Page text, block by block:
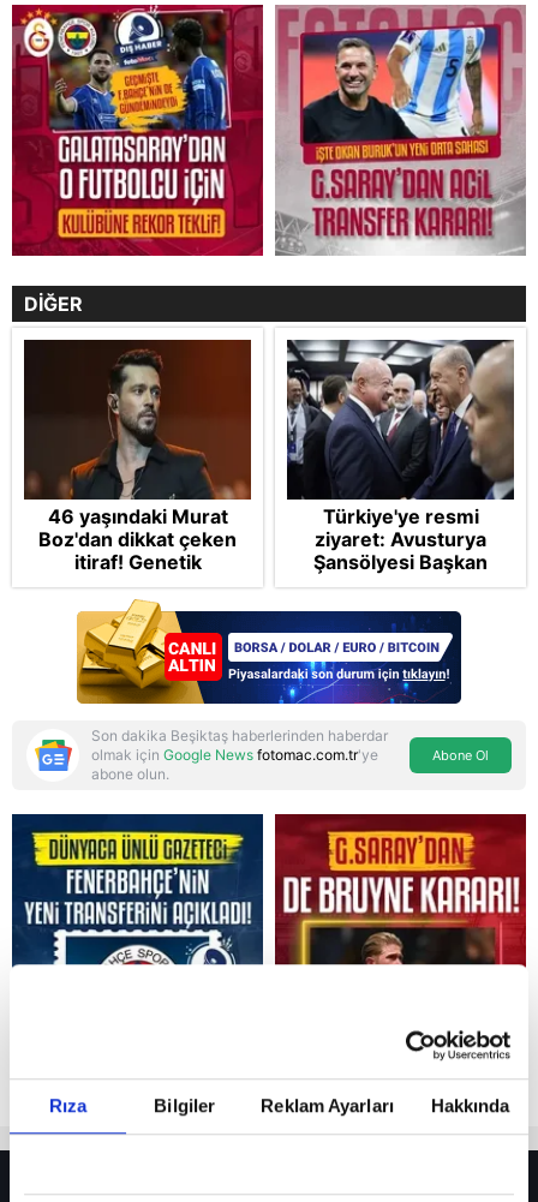
Rıza Bilgiler Reklam Ayarları Hakkında
Reddet
DİĞER
46 yaşındaki Murat
Boz'dan dikkat çeken
itiraf! Genetik
korkusunu açıkladı
Türkiye'ye resmi
ziyaret: Avusturya
Şansölyesi Başkan
Erdoğan’ın davetiyle
gelecek! Görüşmenin
detayları belli oldu
Son dakika Beşiktaş haberlerinden haberdar
olmak için Google News fotomac.com.tr'ye
abone olun.
Abone Ol